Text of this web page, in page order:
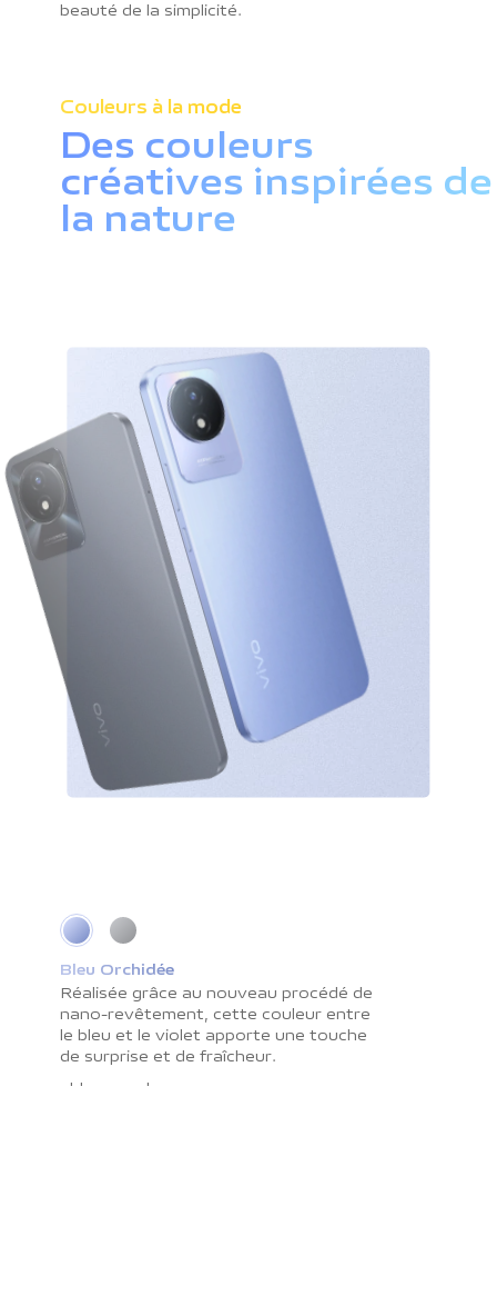
beauté de la simplicité.
Couleurs à la mode
Des couleurs
créatives inspirées de
la nature
Bleu Orchidée
Réalisée grâce au nouveau procédé de
nano-revêtement, cette couleur entre
le bleu et le violet apporte une touche
de surprise et de fraîcheur.
Gris Cosmique
La surface lisse interagit
merveilleusement avec l’ombre et la
lumière tout en résistant aux traces de
doigts. C’est une couleur qui vous
apportera paix et sérénité.